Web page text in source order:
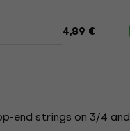
4,89 €
end strings on 3/4 and